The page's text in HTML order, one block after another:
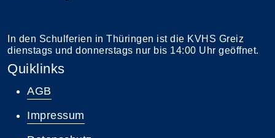
In den Schulferien in Thüringen ist die KVHS Greiz
dienstags und donnerstags nur bis 14:00 Uhr geöffnet.
Quiklinks
AGB
Impressum